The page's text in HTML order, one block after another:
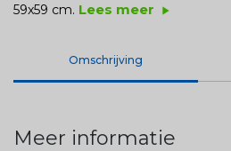
59x59 cm. Lees meer play_arrow
Omschrijving
Meer informatie